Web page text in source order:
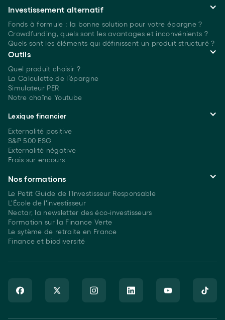
Investissement alternatif
Fonds à formule : la bonne solution pour votre épargne ?
Crowdfunding, quels sont les avantages et inconvénients ?
Quels sont les éléments qui définissent un produit structuré ?
Outils
Quel produit choisir ?
La Calculette de l’épargne
Simulateur PER
Notre chaîne Youtube
Lexique financier
Externalité positive
S&P 500 ESG
Externalité négative
Frais sur encours
Nos formations
Le Petit Guide de l'Investisseur Responsable
L'École de l'investisseur
Nectar, la newsletter des éco-investisseurs
Formation sur la Finance Verte
Le sytème de retraite en France
Finance et biodiversité